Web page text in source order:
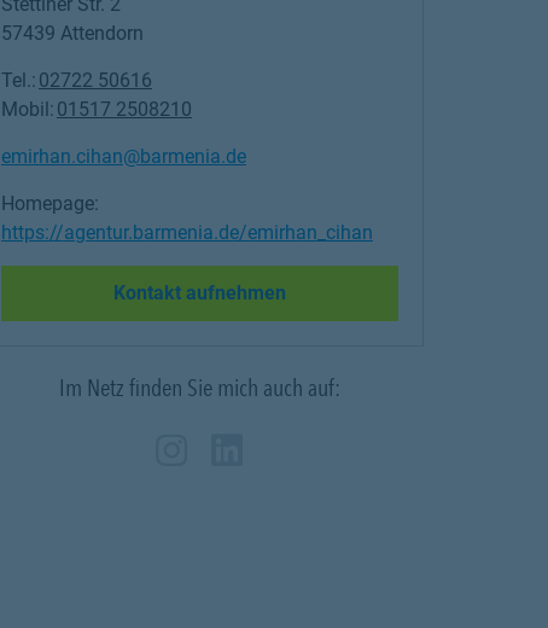
57439 Attendorn
Tel.: 02722 50616
Mobil: 01517 2508210
emirhan.cihan@barmenia.de
Homepage:
https://agentur.barmenia.de/emirhan_cihan
Kontakt aufnehmenLink Opens in New Tab
Im Netz finden Sie mich auch auf: